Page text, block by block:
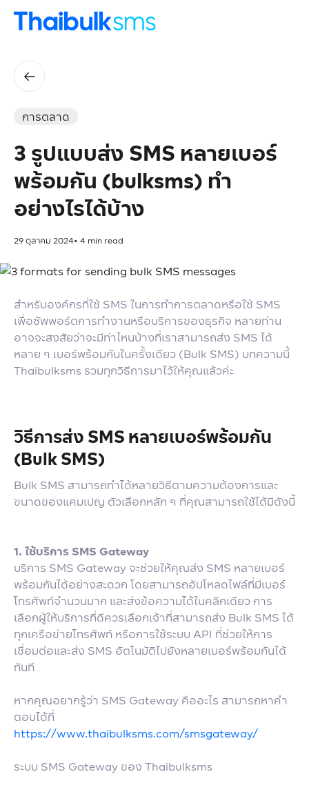
การตลาด
3 รูปแบบส่ง SMS หลายเบอร์
พร้อมกัน (bulksms) ทำ
อย่างไรได้บ้าง
29 ตุลาคม 2024• 4 min read
สำหรับองค์กรที่ใช้ SMS ในการทำการตลาดหรือใช้ SMS
เพื่อซัพพอร์ตการทำงานหรือบริการของธุรกิจ หลายท่าน
อาจจะสงสัยว่าจะมีท่าไหนบ้างที่เราสามารถส่ง SMS ได้
หลาย ๆ เบอร์พร้อมกันในครั้งเดียว (Bulk SMS) บทความนี้
Thaibulksms รวมทุกวิธีการมาไว้ให้คุณแล้วค่ะ
วิธีการส่ง SMS หลายเบอร์พร้อมกัน
(Bulk SMS)
Bulk SMS สามารถทำได้หลายวิธีตามความต้องการและ
ขนาดของแคมเปญ ตัวเลือกหลัก ๆ ที่คุณสามารถใช้ได้มีดังนี้
1. ใช้บริการ SMS Gateway
บริการ SMS Gateway จะช่วยให้คุณส่ง SMS หลายเบอร์
พร้อมกันได้อย่างสะดวก โดยสามารถอัปโหลดไฟล์ที่มีเบอร์
โทรศัพท์จำนวนมาก และส่งข้อความได้ในคลิกเดียว การ
เลือกผู้ให้บริการที่ดีควรเลือกเจ้าที่สามารถส่ง Bulk SMS ได้
ทุกเครือข่ายโทรศัพท์ หรือการใช้ระบบ API ที่ช่วยให้การ
เชื่อมต่อและส่ง SMS อัตโนมัติไปยังหลายเบอร์พร้อมกันได้
ทันที
หากคุณอยากรู้ว่า SMS Gateway คืออะไร สามารถหาคำ
ตอบได้ที่
https://www.thaibulksms.com/smsgateway/
ระบบ SMS Gateway ของ Thaibulksms